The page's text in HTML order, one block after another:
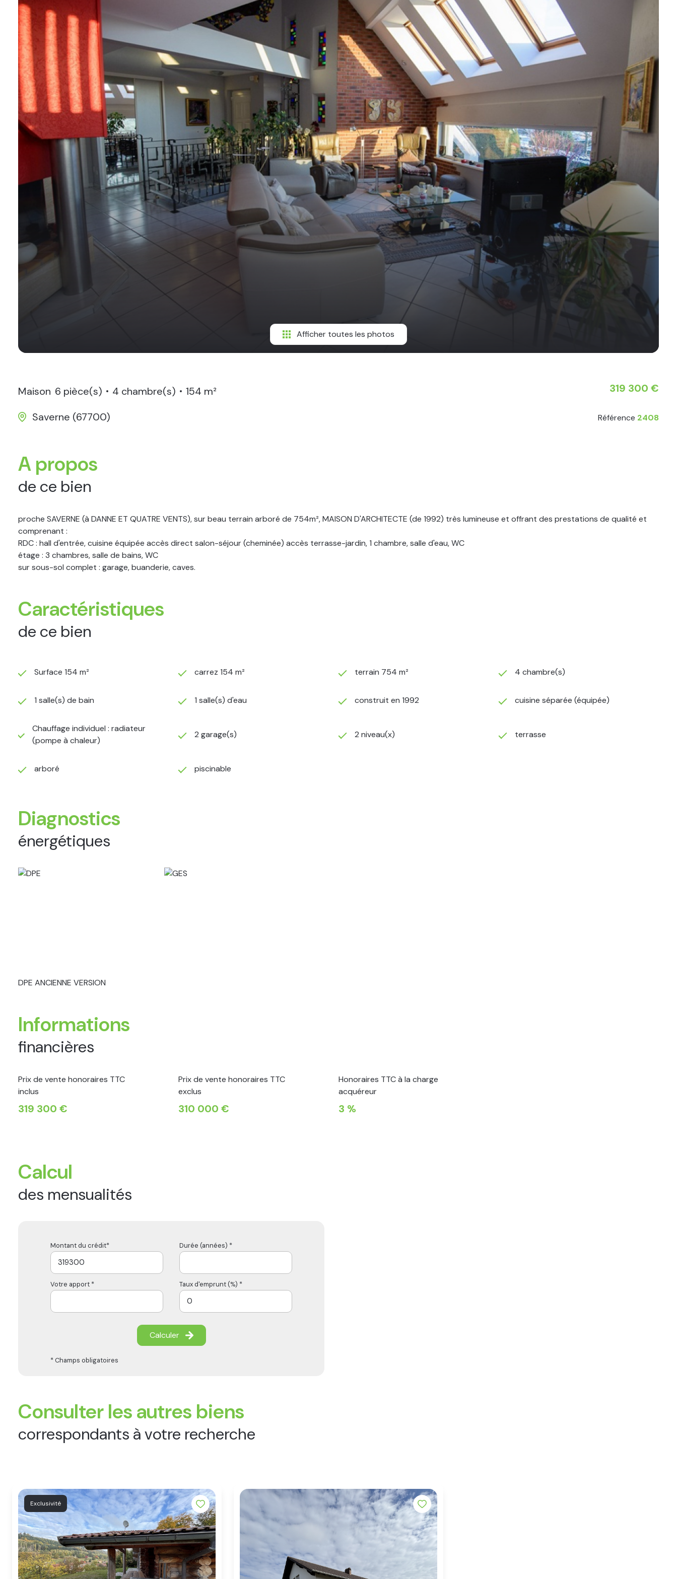
CONTACT
Afficher toutes les photos
Maison 6 pièce(s) 4 chambre(s)
154 m²
Saverne (67700)
319 300 €
Référence 2408
A propos
de ce bien
proche SAVERNE (à DANNE ET QUATRE VENTS), sur beau terrain arboré de 754m², MAISON D'ARCHITECTE (de 1992) très lumineuse et offrant des prestations de qualité et
comprenant :
RDC : hall d'entrée, cuisine équipée accès direct salon-séjour (cheminée) accès terrasse-jardin, 1 chambre, salle d'eau, WC
étage : 3 chambres, salle de bains, WC
sur sous-sol complet : garage, buanderie, caves.
Caractéristiques
de ce bien
Surface 154 m² carrez 154 m² terrain 754 m² 4 chambre(s)
1 salle(s) de bain 1 salle(s) d'eau construit en 1992 cuisine séparée (équipée)
Chauffage individuel : radiateur
(pompe à chaleur)
2 garage(s) 2 niveau(x) terrasse
arboré piscinable
Diagnostics
énergétiques
DPE ANCIENNE VERSION
Informations
financières
Prix de vente honoraires TTC
inclus
319 300 €
Prix de vente honoraires TTC
exclus
310 000 €
Honoraires TTC à la charge
acquéreur
3 %
Calcul
des mensualités
Montant du crédit* Durée (années) *
Votre apport * Taux d'emprunt (%) *
Calculer
* Champs obligatoires
Consulter les autres biens
correspondants à votre recherche
Exclusivité